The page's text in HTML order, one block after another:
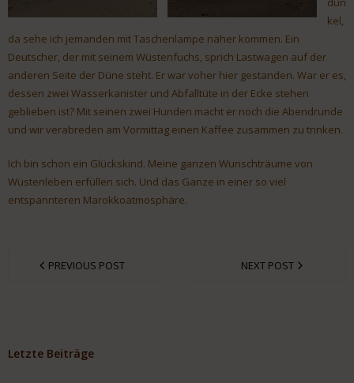
kel,
da sehe ich jemanden mit Taschenlampe näher kommen. Ein
Deutscher, der mit seinem Wüstenfuchs, sprich Lastwagen auf der
anderen Seite der Düne steht. Er war voher hier gestanden. War er es,
dessen zwei Wasserkanister und Abfalltüte in der Ecke stehen
geblieben ist? Mit seinen zwei Hunden macht er noch die Abendrunde
und wir verabreden am Vormittag einen Kaffee zusammen zu trinken.
Ich bin schon ein Glückskind. Meine ganzen Wunschträume von
Wüstenleben erfüllen sich. Und das Ganze in einer so viel
entspannteren Marokkoatmosphäre.
PREVIOUS POST NEXT POST
Letzte Beiträge